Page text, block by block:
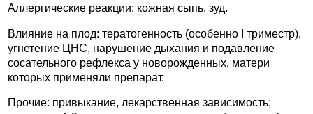
Аллергические реакции: кожная сыпь, зуд.
Влияние на плод: тератогенность (особенно I триместр),
угнетение ЦНС, нарушение дыхания и подавление
сосательного рефлекса у новорожденных, матери
которых применяли препарат.
Прочие: привыкание, лекарственная зависимость;